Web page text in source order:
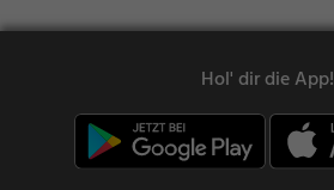
Hol' dir die App!